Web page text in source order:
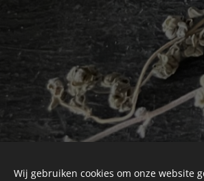
Wij gebruiken cookies om onze website